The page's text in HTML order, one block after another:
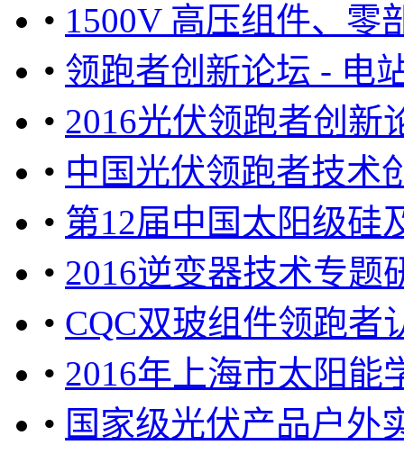
• 1500V 高压组件、零
• 领跑者创新论坛 - 电
• 2016光伏领跑者创新
• 中国光伏领跑者技术
• 第12届中国太阳级硅
• 2016逆变器技术专题
• CQC双玻组件领跑者
• 2016年上海市太阳能
• 国家级光伏产品户外